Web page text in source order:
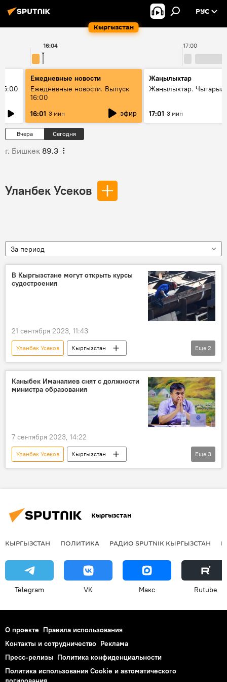
Кыргызстан
РУС
17:00
16:04
Ежедневные новости
Ежедневные новости. Выпуск
16:00
16:01 3 мин эфир
Жаңылыктар
Жаңылыктар.
17:01 3 мин
Вчера Сегодня
г. Бишкек 89.3
Уланбек Усеков
За период
В Кыргызстане могут открыть курсы
судостроения
21 сентября 2023, 11:43
Уланбек Усеков
Кыргызстан
Санкт-Петербург
судостроение
Еще 2
Каныбек Иманалиев снят с должности
министра образования
7 сентября 2023, 14:22
Уланбек Усеков
Кыргызстан
Каныбек Иманалиев
увольнение
Еще 3
Кыргызстан
КЫРГЫЗСТАН ПОЛИТИКА РАДИО SPUTNIK КЫРГЫЗСТАН
Telegram VK Макс Rutube
О проекте Правила использования
Контакты и сотрудничество Реклама
Пресс-релизы Политика конфиденциальности
Политика использования Cookie и автоматического